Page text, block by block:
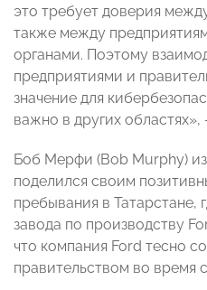
это требует доверия
также между
органами. Поэтому
предприятиями и
значение для
важно в других
Боб Мерфи (Bob Murphy)
поделился своим
пребывания в Татарстане,
завода по производству
что компания Ford тесно
правительством во время